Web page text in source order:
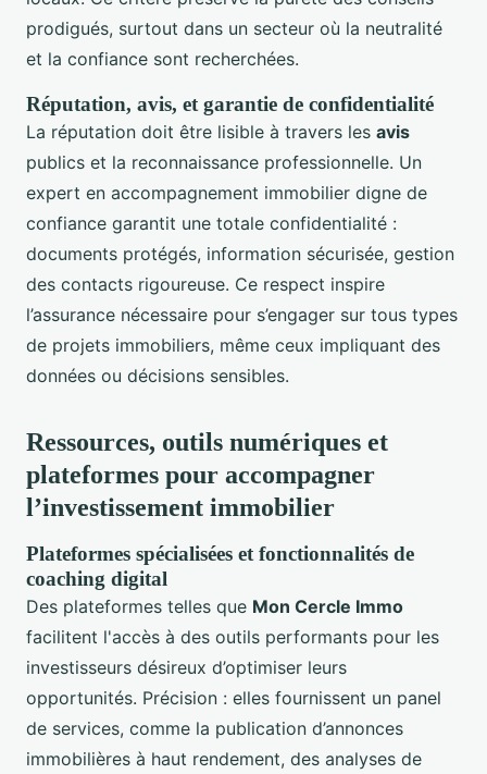
prodigués, surtout dans un secteur où la neutralité
et la confiance sont recherchées.
Réputation, avis, et garantie de confidentialité
La réputation doit être lisible à travers les avis
publics et la reconnaissance professionnelle. Un
expert en accompagnement immobilier digne de
confiance garantit une totale confidentialité :
documents protégés, information sécurisée, gestion
des contacts rigoureuse. Ce respect inspire
l’assurance nécessaire pour s’engager sur tous types
de projets immobiliers, même ceux impliquant des
données ou décisions sensibles.
Ressources, outils numériques et
plateformes pour accompagner
l’investissement immobilier
Plateformes spécialisées et fonctionnalités de
coaching digital
Des plateformes telles que Mon Cercle Immo
facilitent l'accès à des outils performants pour les
investisseurs désireux d’optimiser leurs
opportunités. Précision : elles fournissent un panel
de services, comme la publication d’annonces
immobilières à haut rendement, des analyses de